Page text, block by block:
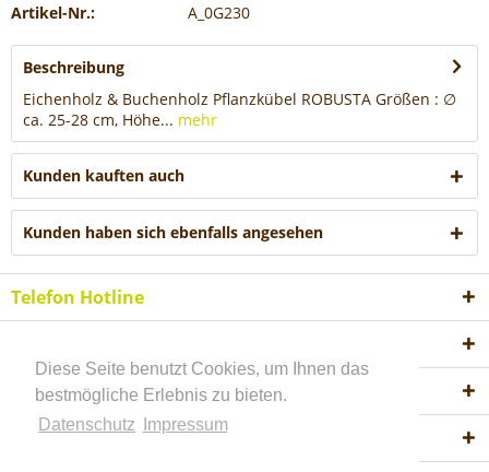
Diese Seite benutzt Cookies, um Ihnen das
bestmögliche Erlebnis zu bieten.
Datenschutz
Impressum
Artikel-Nr.: A_0G230
Beschreibung
Eichenholz & Buchenholz Pflanzkübel ROBUSTA Größen : ∅
ca. 25-28 cm, Höhe... mehr
Kunden kauften auch
Kunden haben sich ebenfalls angesehen
Telefon Hotline
Informationen
Akzeptierte Zahlungsweisen